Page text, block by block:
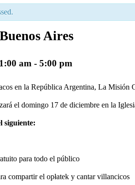
Aires
am - 5:00 pm
en la República Argentina, La Misión
el domingo 17 de diciembre en la
siguiente:
para todo el público
compartir el opłatek y cantar villancicos